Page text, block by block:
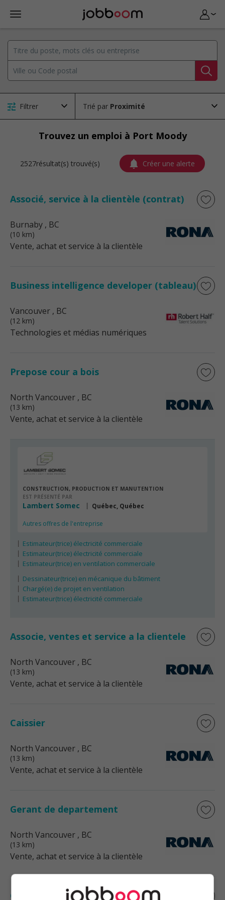
Filtrer Trié par
Trouvez un emploi à Port Moody
2527résultat(s) trouvé(s) Créer une alerte
Associé, service à la clientèle (contrat)
Burnaby , BC
(10 km)
Vente, achat et service à la clientèle
Business intelligence developer (tableau)
Vancouver , BC
(12 km)
Technologies et médias numériques
Prepose cour a bois
North Vancouver , BC
(13 km)
Vente, achat et service à la clientèle
CONSTRUCTION, PRODUCTION ET MANUTENTION
EST PRÉSENTÉ PAR
Lambert Somec Québec, Québec
Autres offres de l'entreprise
Estimateur(trice) électricité commerciale
Estimateur(trice) électricité commerciale
Estimateur(trice) en ventilation commerciale
Dessinateur(trice) en mécanique du bâtiment
Chargé(e) de projet en ventilation
Estimateur(trice) électricité commerciale
Associe, ventes et service a la clientele
North Vancouver , BC
(13 km)
Vente, achat et service à la clientèle
Caissier
North Vancouver , BC
(13 km)
Vente, achat et service à la clientèle
Gerant de departement
North Vancouver , BC
(13 km)
Vente, achat et service à la clientèle
Gerant de departement